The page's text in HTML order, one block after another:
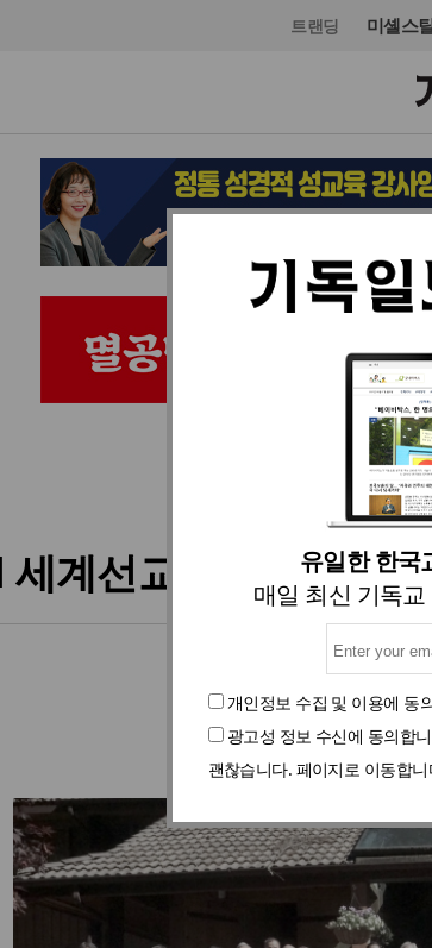
트랜딩 미셸스
유일한 한국
매일 최신 기독
개인정보 수집 및 이용에 동
광고성 정보 수신에 동의합
괜찮습니다. 페이지로 이동합니
교단/단체 기
세계선교대회, 1대1